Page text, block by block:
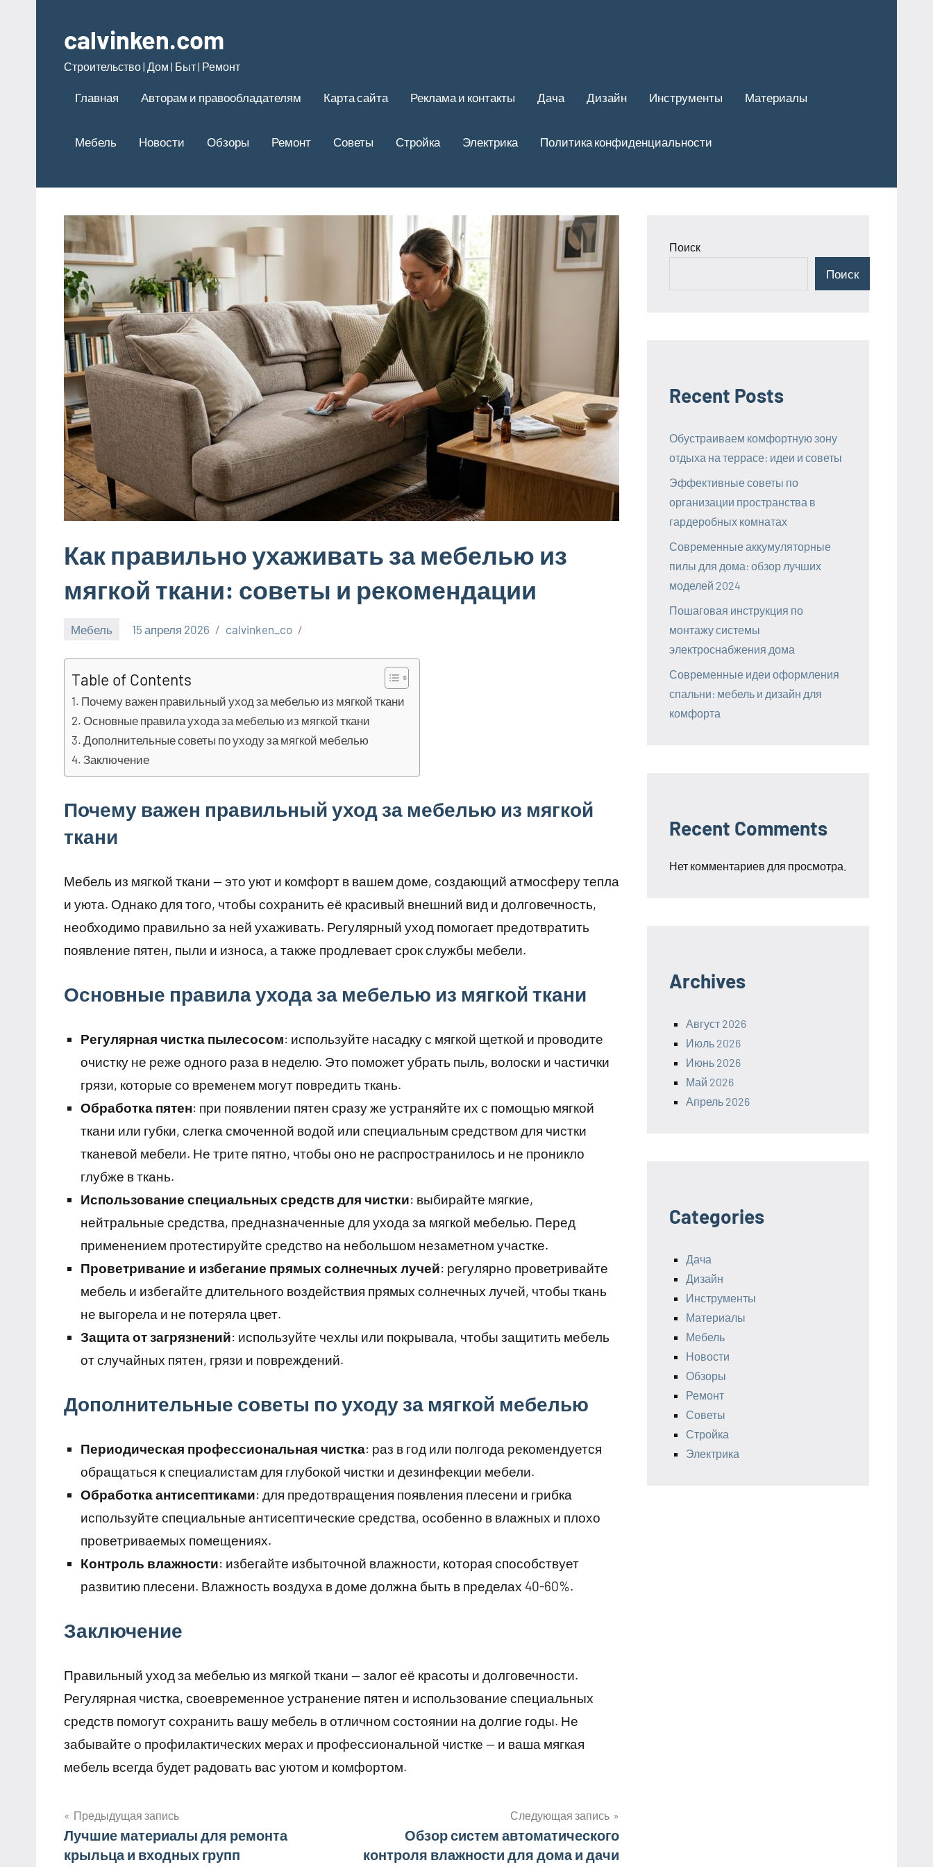
содержимому
calvinken.com
Строительство | Дом | Быт | Ремонт
Главная Авторам и правообладателям Карта сайта Реклама и контакты Дача Дизайн Инструменты Материалы
Мебель Новости Обзоры Ремонт Советы Стройка Электрика Политика конфиденциальности
Как правильно ухаживать за мебелью из
мягкой ткани: советы и рекомендации
Мебель 15 апреля 2026 calvinken_co
Table of Contents
Почему важен правильный уход за мебелью из мягкой ткани
Основные правила ухода за мебелью из мягкой ткани
Дополнительные советы по уходу за мягкой мебелью
Заключение
Почему важен правильный уход за мебелью из мягкой
ткани
Мебель из мягкой ткани — это уют и комфорт в вашем доме, создающий атмосферу тепла
и уюта. Однако для того, чтобы сохранить её красивый внешний вид и долговечность,
необходимо правильно за ней ухаживать. Регулярный уход помогает предотвратить
появление пятен, пыли и износа, а также продлевает срок службы мебели.
Основные правила ухода за мебелью из мягкой ткани
Регулярная чистка пылесосом: используйте насадку с мягкой щеткой и проводите
очистку не реже одного раза в неделю. Это поможет убрать пыль, волоски и частички
грязи, которые со временем могут повредить ткань.
Обработка пятен: при появлении пятен сразу же устраняйте их с помощью мягкой
ткани или губки, слегка смоченной водой или специальным средством для чистки
тканевой мебели. Не трите пятно, чтобы оно не распространилось и не проникло
глубже в ткань.
Использование специальных средств для чистки: выбирайте мягкие,
нейтральные средства, предназначенные для ухода за мягкой мебелью. Перед
применением протестируйте средство на небольшом незаметном участке.
Проветривание и избегание прямых солнечных лучей: регулярно проветривайте
мебель и избегайте длительного воздействия прямых солнечных лучей, чтобы ткань
не выгорела и не потеряла цвет.
Защита от загрязнений: используйте чехлы или покрывала, чтобы защитить мебель
от случайных пятен, грязи и повреждений.
Дополнительные советы по уходу за мягкой мебелью
Периодическая профессиональная чистка: раз в год или полгода рекомендуется
обращаться к специалистам для глубокой чистки и дезинфекции мебели.
Обработка антисептиками: для предотвращения появления плесени и грибка
используйте специальные антисептические средства, особенно в влажных и плохо
проветриваемых помещениях.
Контроль влажности: избегайте избыточной влажности, которая способствует
развитию плесени. Влажность воздуха в доме должна быть в пределах 40-60%.
Заключение
Правильный уход за мебелью из мягкой ткани — залог её красоты и долговечности.
Регулярная чистка, своевременное устранение пятен и использование специальных
средств помогут сохранить вашу мебель в отличном состоянии на долгие годы. Не
забывайте о профилактических мерах и профессиональной чистке — и ваша мягкая
мебель всегда будет радовать вас уютом и комфортом.
Навигация
Предыдущая запись
Лучшие материалы для ремонта
крыльца и входных групп
Следующая запись
Обзор систем автоматического
контроля влажности для дома и дачи
Поиск
Поиск
Recent Posts
Обустраиваем комфортную зону
отдыха на террасе: идеи и советы
Эффективные советы по
организации пространства в
гардеробных комнатах
Современные аккумуляторные
пилы для дома: обзор лучших
моделей 2024
Пошаговая инструкция по
монтажу системы
электроснабжения дома
Современные идеи оформления
спальни: мебель и дизайн для
комфорта
Recent Comments
Нет комментариев для просмотра.
Archives
Август 2026
Июль 2026
Июнь 2026
Май 2026
Апрель 2026
Categories
Дача
Дизайн
Инструменты
Материалы
Мебель
Новости
Обзоры
Ремонт
Советы
Стройка
Электрика